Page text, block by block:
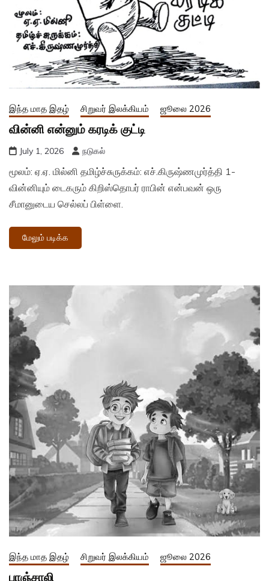
இந்த மாத இதழ் சிறுவர் இலக்கியம் ஜூலை 2026
வின்னி என்னும் கரடிக் குட்டி
July 1, 2026 நடுகல்
மூலம்: ஏ.ஏ. மில்னி தமிழ்ச்சுருக்கம்: எச்.கிருஷ்ணமுர்த்தி 1-
வின்னியும் டைகரும் கிறிஸ்தொபர் ராபின் என்பவன் ஒரு
சீமானுடைய செல்லப் பிள்ளை.
மேலும் படிக்க
இந்த மாத இதழ் சிறுவர் இலக்கியம் ஜூலை 2026
பாஞ்சாலி